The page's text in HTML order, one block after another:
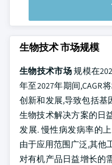
生物技术 市场规模
生物技术市场规模在
年至2027年期间,CAGR
创新和发展,导致包括
生物技术解决方案的日
发展. 慢性病发病率的
由于应用范围广泛,其他
对有机产品日益增长的